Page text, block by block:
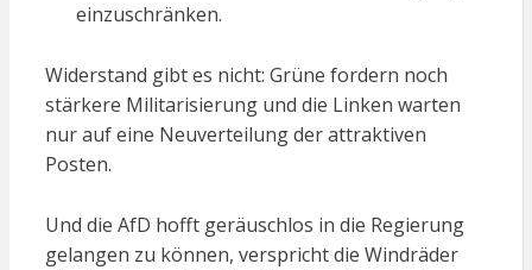
einzuschränken.
Widerstand gibt es nicht: Grüne fordern noch
stärkere Militarisierung und die Linken warten
nur auf eine Neuverteilung der attraktiven
Posten.
Und die AfD hofft geräuschlos in die Regierung
gelangen zu können, verspricht die Windräder